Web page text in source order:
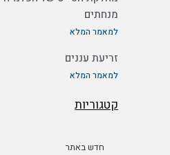
מנחתים
למאמר המלא
זריעת עננים
למאמר המלא
קטגוריות
חדש באתר